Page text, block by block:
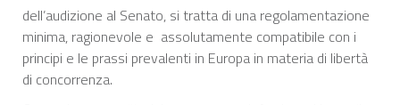
dell’audizione al Senato, si tratta di una regolamentazione
minima, ragionevole e assolutamente compatibile con i
principi e le prassi prevalenti in Europa in materia di libertà
di concorrenza.